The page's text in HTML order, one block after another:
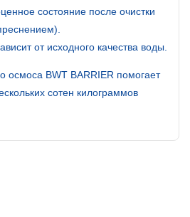
состояние после очистки
от исходного качества воды.
осмоса BWT BARRIER помогает
сотен килограммов